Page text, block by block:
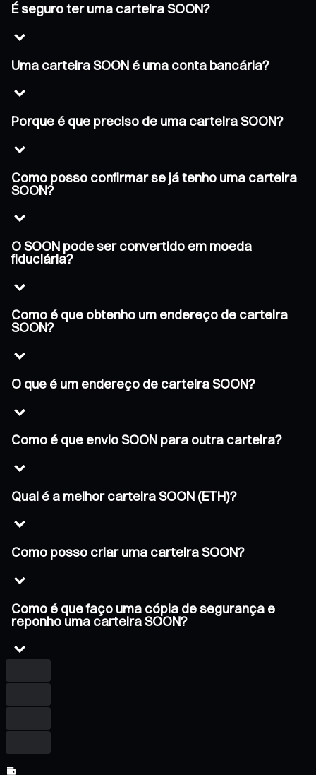
É seguro ter uma carteira SOON?
Uma carteira SOON é uma conta bancária?
Porque é que preciso de uma carteira SOON?
Como posso confirmar se já tenho uma carteira
SOON?
O SOON pode ser convertido em moeda
fiduciária?
Como é que obtenho um endereço de carteira
SOON?
O que é um endereço de carteira SOON?
Como é que envio SOON para outra carteira?
Qual é a melhor carteira SOON (ETH)?
Como posso criar uma carteira SOON?
Como é que faço uma cópia de segurança e
reponho uma carteira SOON?